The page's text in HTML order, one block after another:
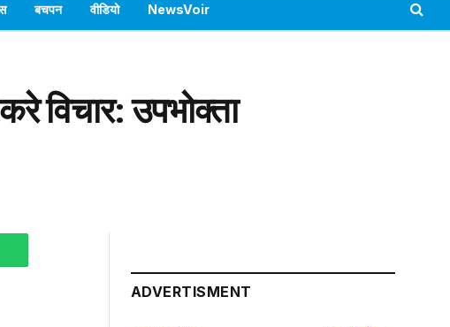
बचपन वीडियो NewsVoir
विचार: उपभोक्ता
ADVERTISMENT